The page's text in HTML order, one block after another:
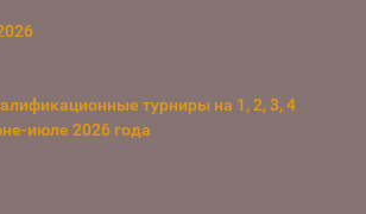
турниры на 1, 2, 3, 4
июле 2026 года